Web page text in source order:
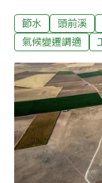
水旱象愁上加愁
條件，豐沛的湧
讓新竹地區許多
竹農民北上抗議
季降雨稀少，政
溪流域農業系統
地，讓新竹農民
體批評工業搶水
在台灣各地，高
節水 頭前溪
氣候變遷調適